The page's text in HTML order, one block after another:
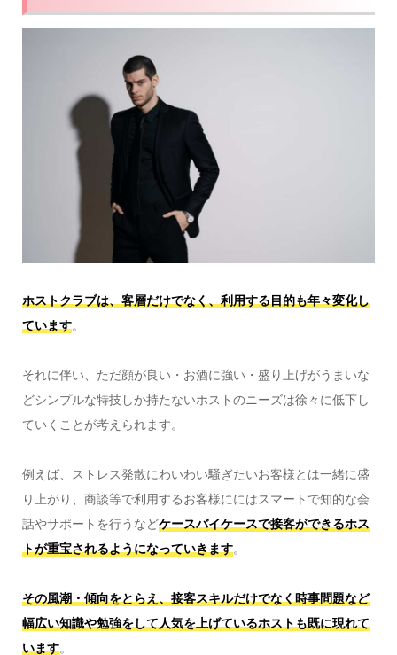
ホストクラブは、客層だけでなく、利用する目的も年々変化し
ています。
それに伴い、ただ顔が良い・お酒に強い・盛り上げがうまいな
どシンプルな特技しか持たないホストのニーズは徐々に低下し
ていくことが考えられます。
例えば、ストレス発散にわいわい騒ぎたいお客様とは一緒に盛
り上がり、商談等で利用するお客様ににはスマートで知的な会
話やサポートを行うなどケースバイケースで接客ができるホス
トが重宝されるようになっていきます。
その風潮・傾向をとらえ、接客スキルだけでなく時事問題など
幅広い知識や勉強をして人気を上げているホストも既に現れて
います。